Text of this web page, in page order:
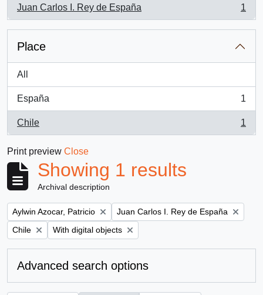
Juan Carlos I. Rey de España
, 1 results
1
Place
All
España
, 1 results
1
Chile
, 1 results
1
Print preview Close
Showing 1 results
Archival description
Remove filter:
Aylwin Azocar, Patricio Remove filter:
Juan Carlos I. Rey de España
Remove filter:
Chile Remove filter:
With digital objects
Advanced search options